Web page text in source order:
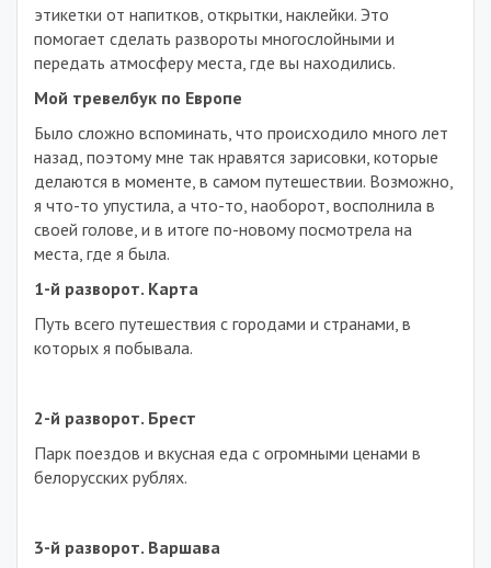
этикетки от напитков, открытки, наклейки. Это
помогает сделать развороты многослойными и
передать атмосферу места, где вы находились.
Мой тревелбук по Европе
Было сложно вспоминать, что происходило много лет
назад, поэтому мне так нравятся зарисовки, которые
делаются в моменте, в самом путешествии. Возможно,
я что-то упустила, а что-то, наоборот, восполнила в
своей голове, и в итоге по-новому посмотрела на
места, где я была.
1-й разворот. Карта
Путь всего путешествия с городами и странами, в
которых я побывала.
2-й разворот. Брест
Парк поездов и вкусная еда с огромными ценами в
белорусских рублях.
3-й разворот. Варшава